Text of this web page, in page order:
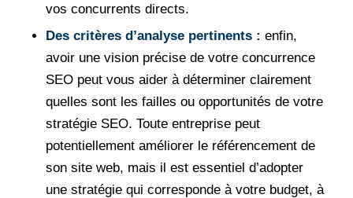
vos concurrents directs.
Des critères d’analyse pertinents : enfin,
avoir une vision précise de votre concurrence
SEO peut vous aider à déterminer clairement
quelles sont les failles ou opportunités de votre
stratégie SEO. Toute entreprise peut
potentiellement améliorer le référencement de
son site web, mais il est essentiel d’adopter
une stratégie qui corresponde à votre budget, à